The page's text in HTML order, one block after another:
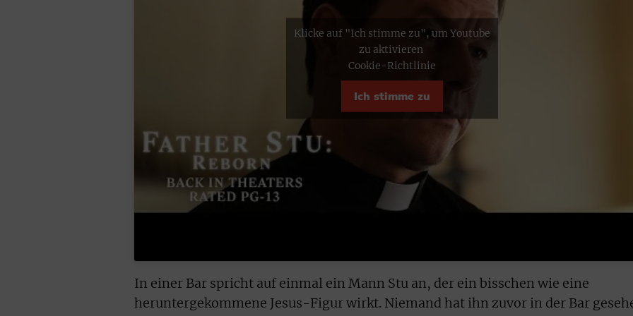
Klicke auf "Ich stimme zu", um Youtube
zu aktivieren
Cookie-Richtlinie
Ich stimme zu
In einer Bar spricht auf einmal ein Mann Stu an, der ein bisschen wie eine
heruntergekommene Jesus-Figur wirkt. Niemand hat ihn zuvor in der Bar